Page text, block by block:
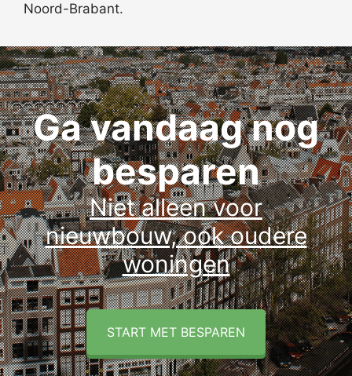
Noord-Brabant.
Ga vandaag nog
besparen
Niet alleen voor
nieuwbouw, ook oudere
woningen
START MET BESPAREN